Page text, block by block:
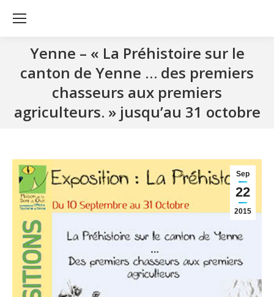
Yenne – « La Préhistoire sur le
canton de Yenne … des premiers
chasseurs aux premiers
agriculteurs. » jusqu’au 31 octobre
Sep
22
2015